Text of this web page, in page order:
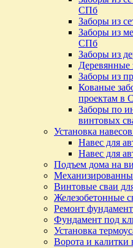
СПб
Заборы из
Заборы из
СПб
Заборы из
Заборы из
Кованые
проектам в
Заборы по
винтовых
Установка
Навес для
Навес для
Подъем дома на
Винтовые сваи
Железобетонные
Ремонт
Фундамент под
Установка
Ворота и